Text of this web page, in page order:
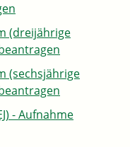
(dreijährige
(sechsjährige
- Aufnahme